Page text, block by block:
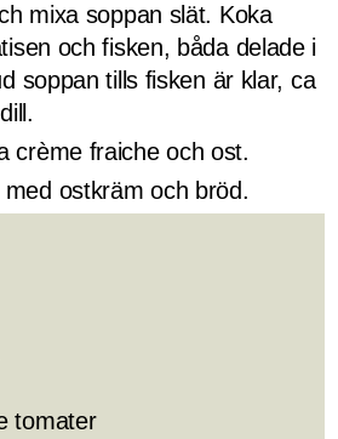
mixa soppan slät. Koka
och fisken, båda delade i
soppan tills fisken är klar, ca
crème fraiche och ost.
ostkräm och bröd.
tomater